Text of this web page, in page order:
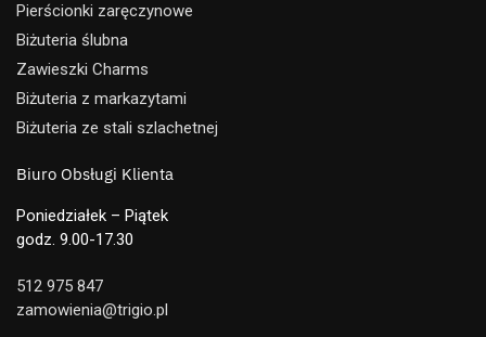
Pierścionki zaręczynowe
Biżuteria ślubna
Zawieszki Charms
Biżuteria z markazytami
Biżuteria ze stali szlachetnej
Biuro Obsługi Klienta
Poniedziałek – Piątek
godz. 9.00-17.30
512 975 847
zamowienia@trigio.pl